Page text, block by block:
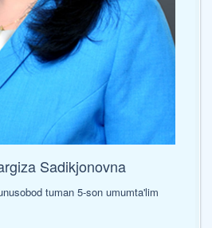
Sadikjonovna
tuman 5-son umumta'lim